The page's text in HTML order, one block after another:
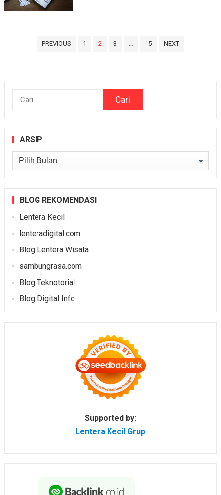
PREVIOUS 1 2 3 15 NEXT
Cari
ARSIP
Arsip
BLOG REKOMENDASI
Lentera Kecil
lenteradigital.com
Blog Lentera Wisata
sambungrasa.com
Blog Teknotorial
Blog Digital Info
Supported by:
Lentera Kecil Grup